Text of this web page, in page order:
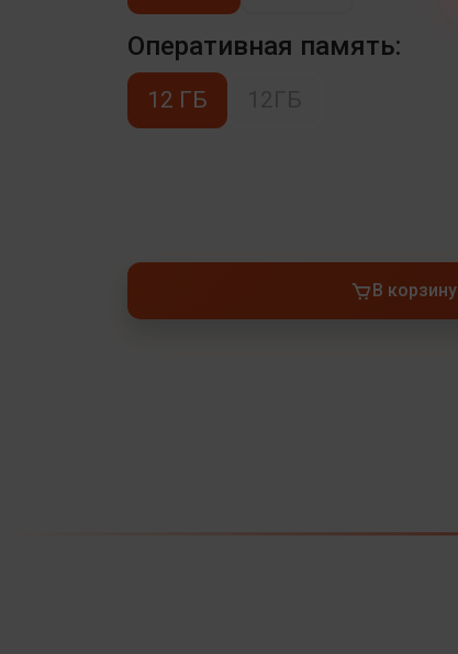
Оперативная память:
12 ГБ
В корзину